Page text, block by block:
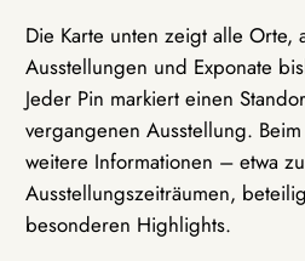
Die Karte unten zeigt alle Orte,
Ausstellungen und Exponate
Jeder Pin markiert einen
vergangenen Ausstellung.
weitere Informationen – etwa
Ausstellungszeiträumen,
besonderen Highlights.